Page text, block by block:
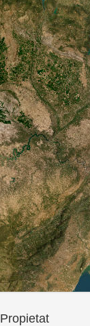
Propietat